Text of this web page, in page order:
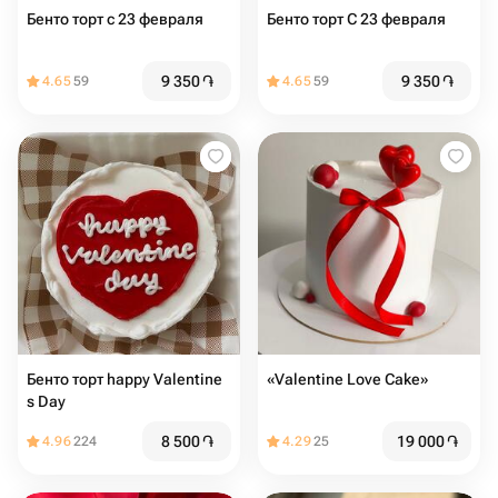
Бенто торт с 23 февраля
4.6559 9 350֏
Бенто торт С 23 февраля
4.6559 9 350֏
Бенто торт happy Valentine
s Day
4.96224 8 500֏
«Valentine Love Cake»
4.2925 19 000֏